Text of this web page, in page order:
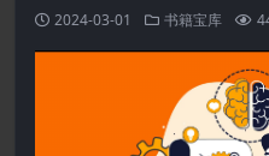
2024-03-01 书籍宝库